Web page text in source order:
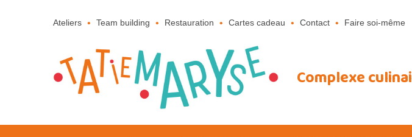
Ateliers Team building Restauration Cartes cadeau Contact Faire soi-même
Complexe